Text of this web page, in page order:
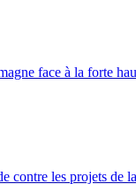
face à la forte
contre les projets de